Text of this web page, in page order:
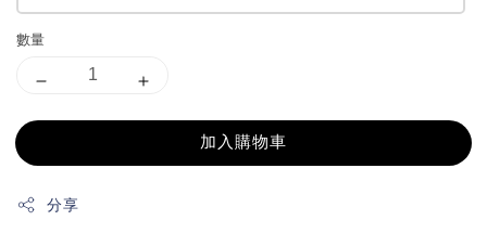
數量
加入購物車
分享